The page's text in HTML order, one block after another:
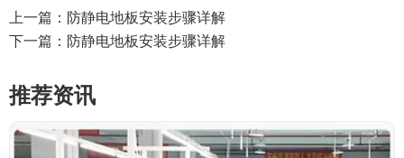
上一篇： 防静电地板安装步骤详解
下一篇： 防静电地板安装步骤详解
推荐资讯